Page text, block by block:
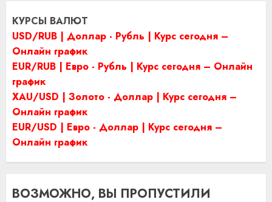
КУРСЫ ВАЛЮТ
USD/RUB | Доллар - Рубль | Курс сегодня –
Онлайн график
EUR/RUB | Евро - Рубль | Курс сегодня – Онлайн
график
XAU/USD | Золото - Доллар | Курс сегодня –
Онлайн график
EUR/USD | Евро - Доллар | Курс сегодня –
Онлайн график
ВОЗМОЖНО, ВЫ ПРОПУСТИЛИ